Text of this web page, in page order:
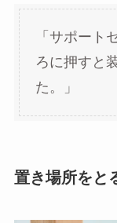
「サポート
ろに押すと
た。」
置き場所をと